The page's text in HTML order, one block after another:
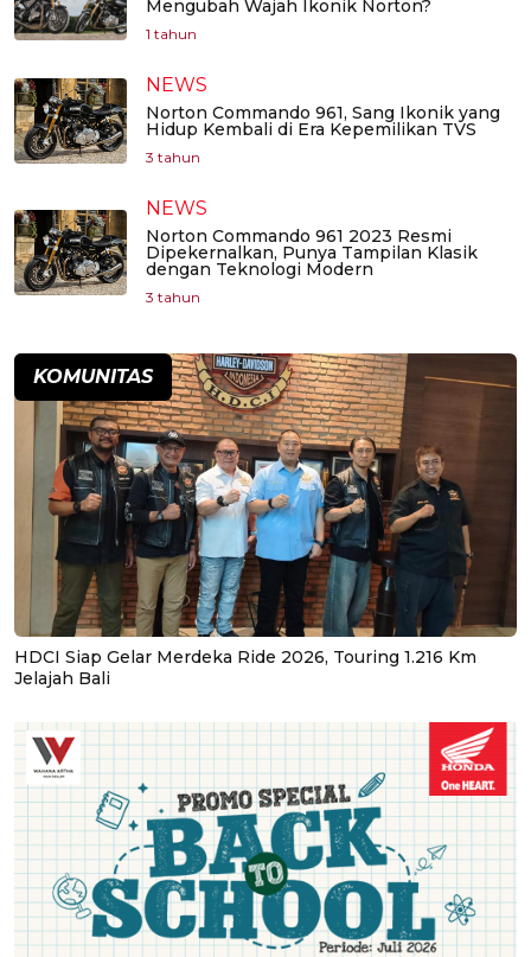
Mengubah Wajah Ikonik Norton?
1 tahun
NEWS
Norton Commando 961, Sang Ikonik yang
Hidup Kembali di Era Kepemilikan TVS
3 tahun
NEWS
Norton Commando 961 2023 Resmi
Dipekernalkan, Punya Tampilan Klasik
dengan Teknologi Modern
3 tahun
KOMUNITAS
HDCI Siap Gelar Merdeka Ride 2026, Touring 1.216 Km
Jelajah Bali